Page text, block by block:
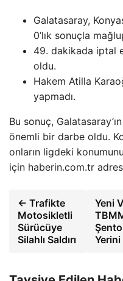
Galatasaray,
0’lık sonuçla
49. dakikada iptal
oldu.
Hakem Atilla
yapmadı.
Bu sonuç,
önemli bir darbe oldu.
onların ligdeki
için haberin.com.tr
← Trafikte
Motosikletli
Sürücüye
Silahlı Saldırı
Yeni
Yerini